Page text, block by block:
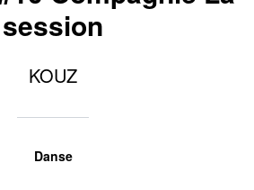
session
KOUZ
Danse